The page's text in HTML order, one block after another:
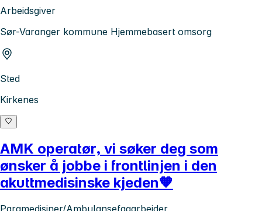
Arbeidsgiver
Sør-Varanger kommune Hjemmebasert omsorg
Sted
Kirkenes
AMK operatør, vi søker deg som
ønsker å jobbe i frontlinjen i den
akuttmedisinske kjeden🧡
Paramedisiner/Ambulansefagarbeider